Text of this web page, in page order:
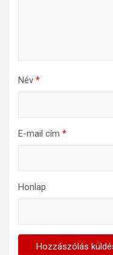
Név *
E-mail cím *
Honlap